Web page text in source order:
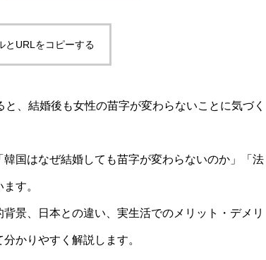
とURLをコピーする
、結婚後も女性の苗字が変わらないことに気づく
国はなぜ結婚しても苗字が変わらないのか」「法
す。
景、日本との違い、実生活でのメリット・デメリ
かりやすく解説します。